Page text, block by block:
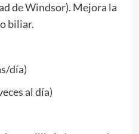
de Windsor). Mejora la
biliar.
día)
al día)